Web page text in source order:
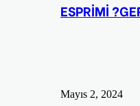
ESPRİMİ
Mayıs 2, 2024